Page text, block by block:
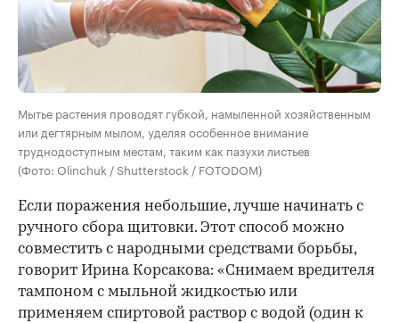
Мытье растения проводят губкой, намыленной хозяйственным
или дегтярным мылом, уделяя особенное внимание
труднодоступным местам, таким как пазухи листьев
(Фото: Olinchuk / Shutterstock / FOTODOM)
Если поражения небольшие, лучше начинать с
ручного сбора щитовки. Этот способ можно
совместить с народными средствами борьбы,
говорит Ирина Корсакова: «Снимаем вредителя
тампоном с мыльной жидкостью или
применяем спиртовой раствор с водой (один к